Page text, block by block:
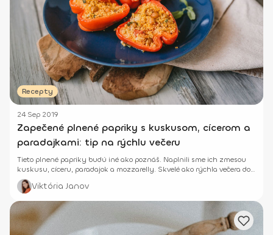
Recepty
24 Sep 2019
Zapečené plnené papriky s kuskusom, cícerom a
paradajkami: tip na rýchlu večeru
Tieto plnené papriky budú iné ako poznáš. Naplnili sme ich zmesou
kuskusu, cíceru, paradajok a mozzarelly. Skvelé ako rýchla večera do
30 minút.
Viktória Janov